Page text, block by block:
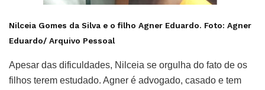
Nilceia Gomes da Silva e o filho Agner Eduardo. Foto: Agner
Eduardo/ Arquivo Pessoal
Apesar das dificuldades, Nilceia se orgulha do fato de os
filhos terem estudado. Agner é advogado, casado e tem